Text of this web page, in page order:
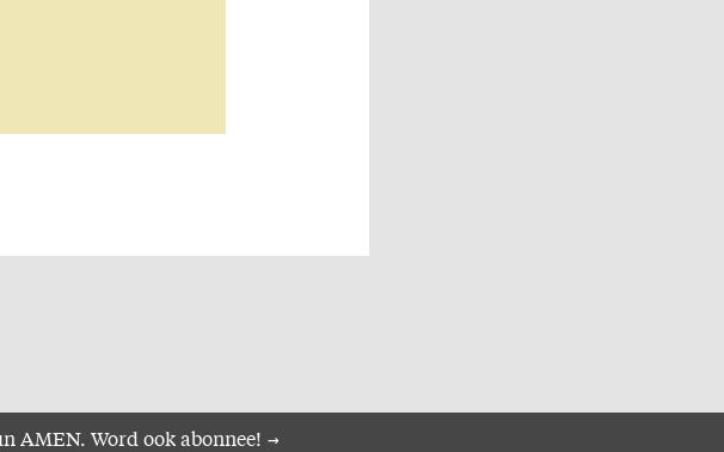
AMEN. Word ook abonnee!